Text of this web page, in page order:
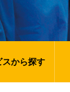
スから探す